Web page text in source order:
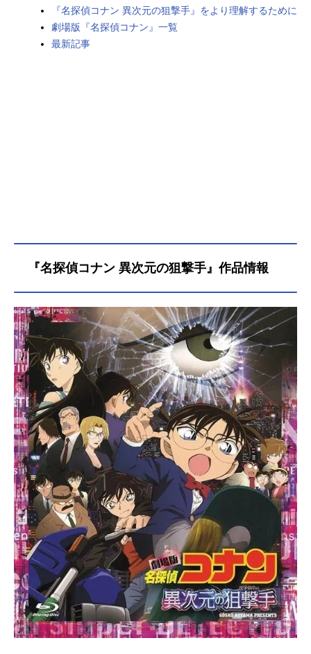
『名探偵コナン 異次元の狙撃手』をより理解するために
劇場版『名探偵コナン』一覧
最新記事
『名探偵コナン 異次元の狙撃手』作品情報